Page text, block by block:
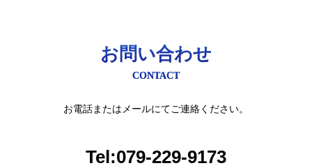
お問い合わせ
CONTACT
お電話またはメールにてご連絡ください。
Tel:079-229-9173